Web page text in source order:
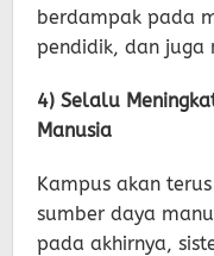
berdampak pada
pendidik, dan juga
4) Selalu
Manusia
Kampus akan
sumber daya
pada akhirnya,